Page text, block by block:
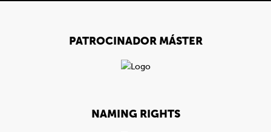
PATROCINADOR MÁSTER
NAMING RIGHTS